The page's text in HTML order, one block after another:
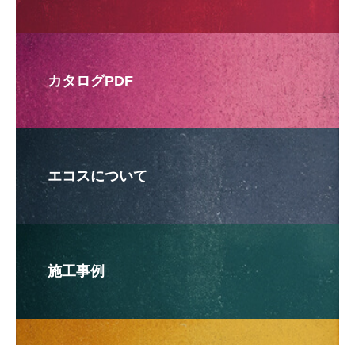
カタログPDF
エコスについて
施工事例